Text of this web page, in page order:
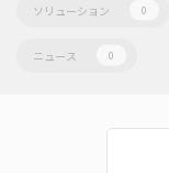
ソリューション 0
ニュース 0